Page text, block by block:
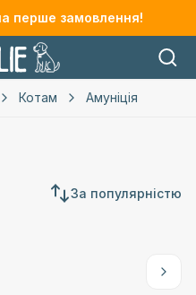
перше замовлення!
Котам Амуніція
За популярністю